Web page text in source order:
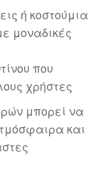
ή κοστούμια
μοναδικές
που
χρήστες
μπορεί να
και